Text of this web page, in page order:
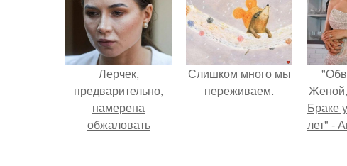
Лерчек,
предварительно,
намерена
обжаловать
Слишком много мы
пеpеживаем.
Браке
лет" -